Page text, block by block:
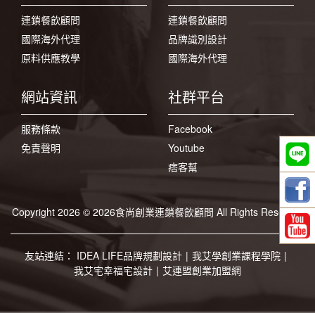
連鎖餐飲顧問
國際海外代理
原料供應教學
連鎖餐飲顧問
品牌識別設計
國際海外代理
網站資訊
服務條款
免責聲明
社群平台
Facebook
Youtube
痞客幫
Copyright 2026 © 2026食尚創業連鎖餐飲顧問 All Rights Reserved
友站連結： IDEA LIFE品牌規劃設計 | 我艾學創業課程學院 |
我艾宅幸福宅設計 | 艾連盟創業加盟網